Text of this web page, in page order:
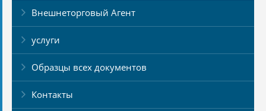
Внешнеторговый Агент
услуги
Образцы всех документов
Контакты